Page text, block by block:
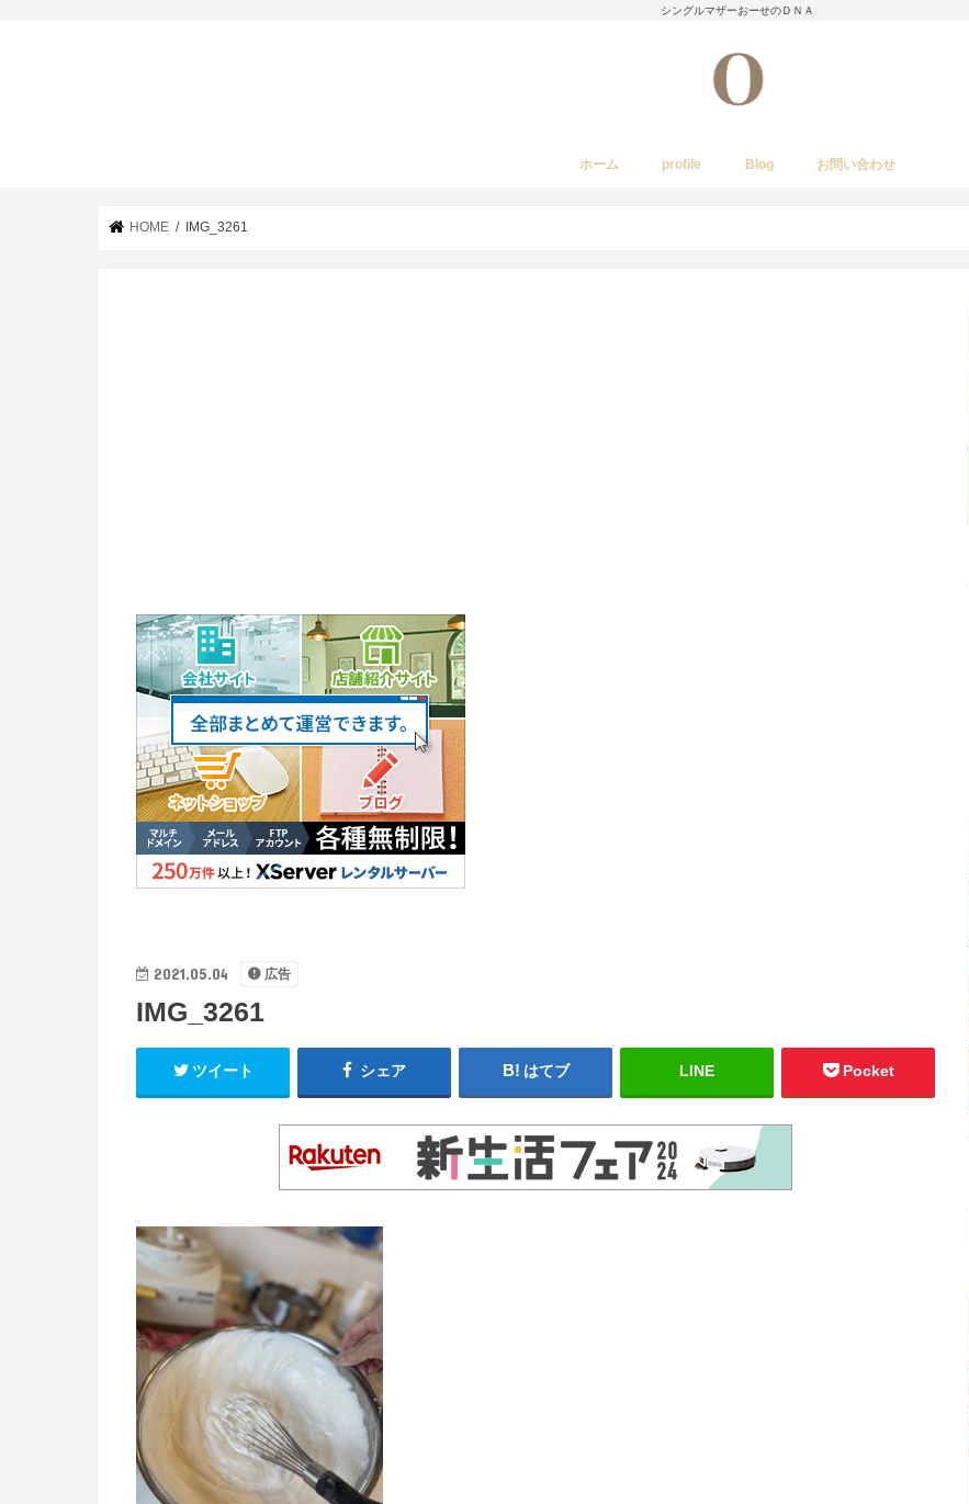
シングルマザーおーせのＤＮＡ
ホーム profile Blog お問い合わせ
HOME IMG_3261
2021.05.04 広告
IMG_3261
ツイート シェア はてブ LINE Pocket